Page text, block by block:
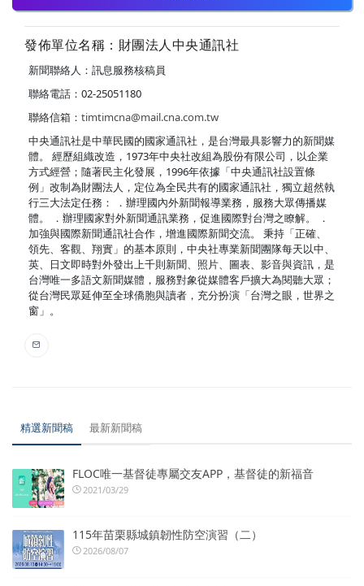
發佈單位名稱：財團法人中央通訊社
新聞聯絡人：訊息服務核稿員
聯絡電話：02-25051180
聯絡信箱： timtimcna@mail.cna.com.tw
中央通訊社是中華民國的國家通訊社，是台灣最具影響力的新聞媒
體。 經歷組織改造，1973年中央社改組為股份有限公司，以企業
方式經營；隨著民主化發展，1996年依據「中央通訊社設置條
例」改制為財團法人，定位為全民共有的國家通訊社，獨立超然執
行三大法定任務： ．辦理國內外新聞報導業務，服務大眾傳播媒
體。 ．辦理國家對外新聞通訊業務，促進國際對台灣之瞭解。 ．
加強與國際新聞通訊社合作，增進國際新聞交流。 秉持「正確、
領先、客觀、翔實」的基本原則，中央社專業新聞團隊每天以中、
英、日文即時對外發出上千則新聞、照片、圖表、影音與資訊，是
台灣唯一多語文新聞媒體，服務對象從媒體客戶擴大為閱聽大眾；
從台灣民眾延伸至全球僑胞與讀者，充分扮演「台灣之眼，世界之
窗」。
精選新聞稿 最新新聞稿
FLOC唯一基督徒專屬交友APP，基督徒的新福音
2021/03/29
115年苗栗縣城鎮韌性防空演習（二）
2026/08/07